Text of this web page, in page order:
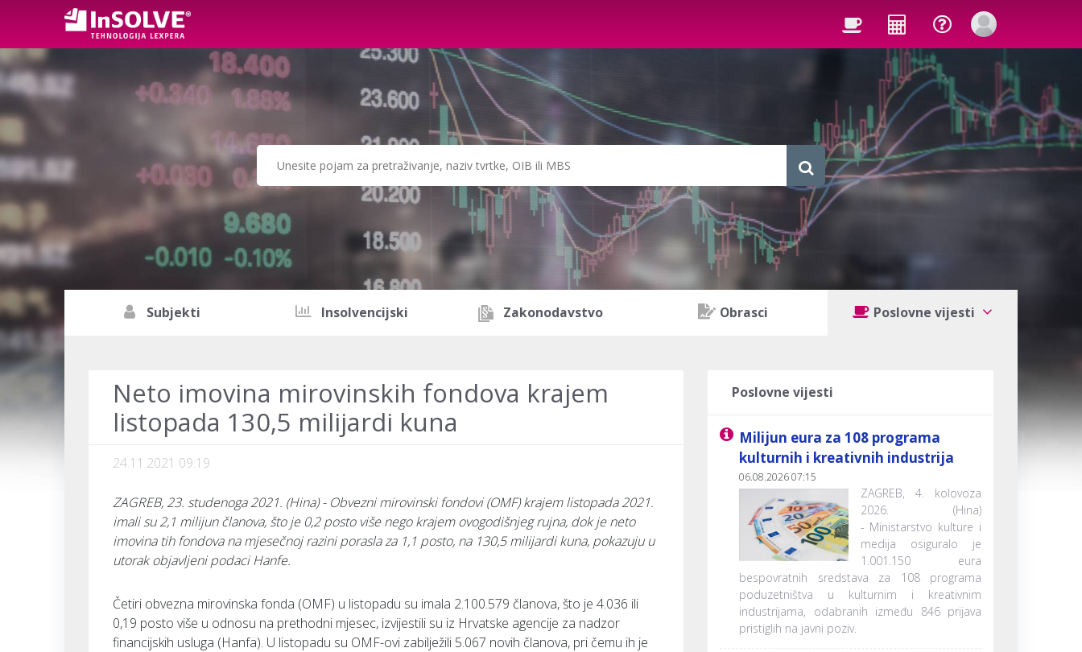
Subjekti Insolvencijski Zakonodavstvo Obrasci Poslovne vijesti
Neto imovina mirovinskih fondova krajem
listopada 130,5 milijardi kuna
24.11.2021 09:19
ZAGREB, 23. studenoga 2021. (Hina) - Obvezni mirovinski fondovi (OMF) krajem listopada 2021.
imali su 2,1 milijun članova, što je 0,2 posto više nego krajem ovogodišnjeg rujna, dok je neto
imovina tih fondova na mjesečnoj razini porasla za 1,1 posto, na 130,5 milijardi kuna, pokazuju u
utorak objavljeni podaci Hanfe.
Četiri obvezna mirovinska fonda (OMF) u listopadu su imala 2.100.579 članova, što je 4.036 ili
0,19 posto više u odnosu na prethodni mjesec, izvijestili su iz Hrvatske agencije za nadzor
financijskih usluga (Hanfa). U listopadu su OMF-ovi zabilježili 5.067 novih članova, pri čemu ih je
Poslovne vijesti
Milijun eura za 108 programa
kulturnih i kreativnih industrija
06.08.2026 07:15
ZAGREB, 4. kolovoza
2026. (Hina)
- Ministarstvo kulture i
medija osiguralo je
1.001.150 eura
bespovratnih sredstava za 108 programa
poduzetništva u kulturnim i kreativnim
industrijama, odabranih između 846 prijava
pristiglih na javni poziv.